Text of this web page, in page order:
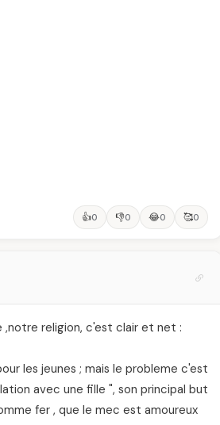
👍0 👎0 😂0 🥰0
,notre religion, c'est clair et net :
les jeunes ; mais le probleme c'est
avec une fille ", son principal but
fer , que le mec est amoureux